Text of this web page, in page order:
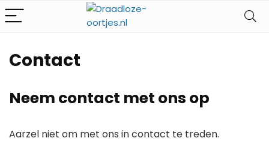
Contact
Neem contact met ons op
Aarzel niet om met ons in contact te treden.